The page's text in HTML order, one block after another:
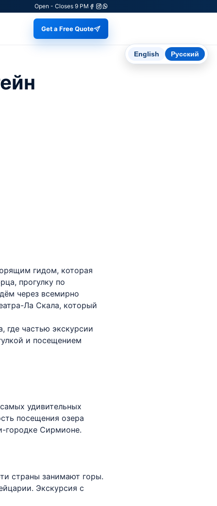
Open - Closes 9 PM
Get a Free Quote
гидом, которая
прогулку по
через всемирно
Ла Скала, который
где частью экскурсии
и посещением
удивительных
посещения озера
городке Сирмионе.
страны занимают горы.
Экскурсия с
English Русский